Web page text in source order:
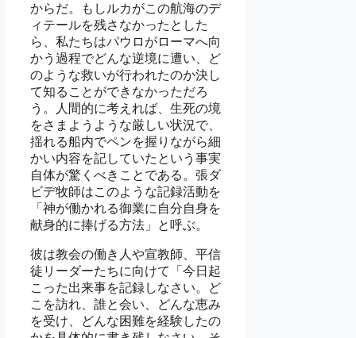
からだ。もしルカがこの航海のデ
ィテールを残さなかったとした
ら、私たちはパウロがローマへ向
かう過程でどんな逆境に遭い、ど
のような救いが行われたのか決し
て知ることができなかっただろ
う。人間的に考えれば、生死の境
をさまようような厳しい状況で、
揺れる船内でペンを握りながら細
かい内容を記していたという事実
自体が驚くべきことである。張ダ
ビデ牧師はこのような記録活動を
「神が働かれる御業に自分自身を
献身的に捧げる方法」と呼ぶ。
彼は教会の働き人や宣教師、平信
徒リーダーたちに向けて「今日起
こった出来事を記録しなさい。ど
こを訪れ、誰と会い、どんな恵み
を受け、どんな困難を経験したの